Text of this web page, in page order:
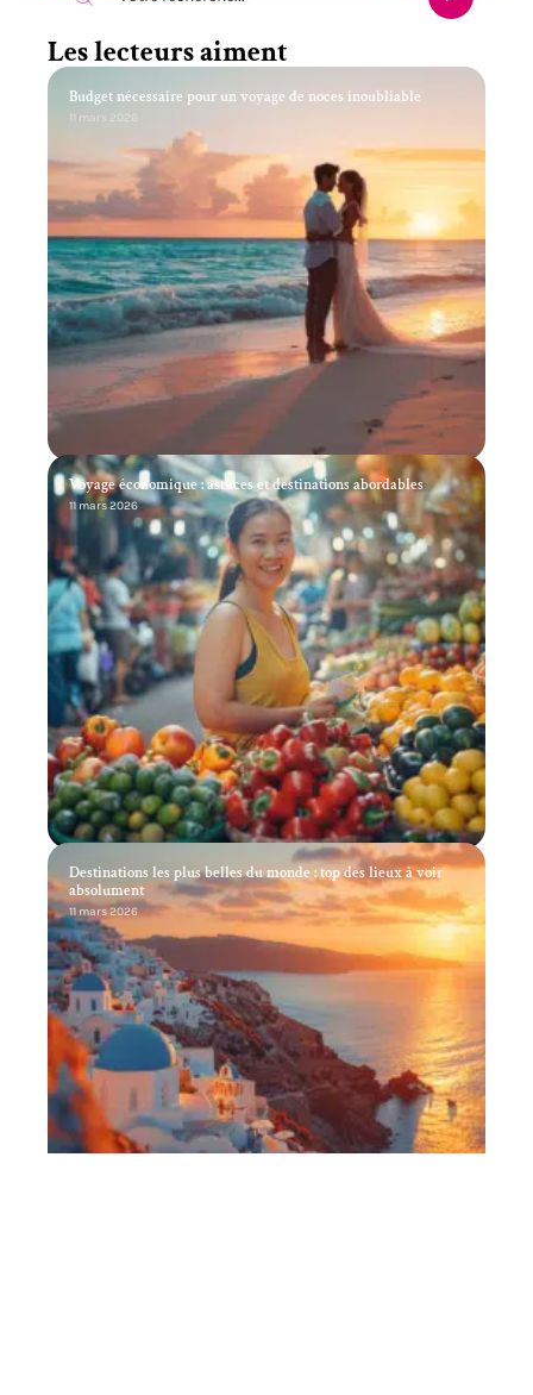
Les lecteurs aiment
Budget nécessaire pour un voyage de noces inoubliable
11 mars 2026
Voyage économique : astuces et destinations abordables
11 mars 2026
Destinations les plus belles du monde : top des lieux à voir
absolument
11 mars 2026